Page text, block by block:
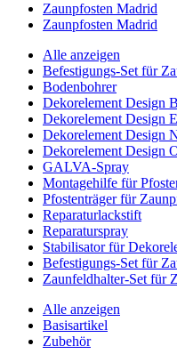
Zaunpfosten Madrid
Zaunpfosten Madrid
Alle anzeigen
Befestigungs-Set für
Bodenbohrer
Dekorelement Design
Dekorelement Design
Dekorelement Design
Dekorelement Design
GALVA-Spray
Montagehilfe für
Pfostenträger für
Reparaturlackstift
Reparaturspray
Stabilisator für
Befestigungs-Set für
Zaunfeldhalter-Set für
Alle anzeigen
Basisartikel
Zubehör